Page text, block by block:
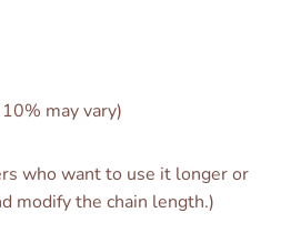
may vary)
who want to use it longer or
modify the chain length.)